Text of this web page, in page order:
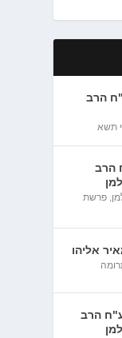
הרב
תשא
הרב
,פרשת
אליהו
הרב